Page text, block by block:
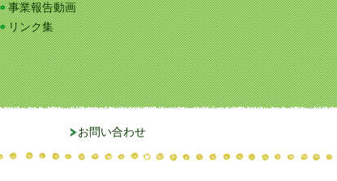
事業報告動画
リンク集
お問い合わせ